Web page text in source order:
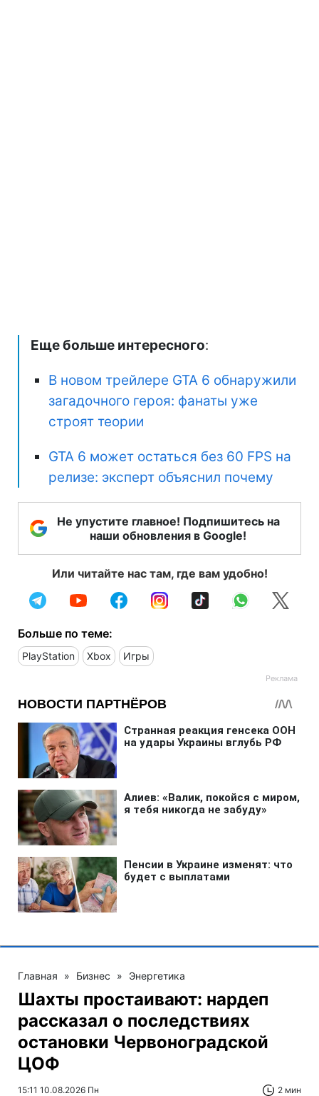
Еще больше интересного:
В новом трейлере GTA 6 обнаружили
загадочного героя: фанаты уже
строят теории
GTA 6 может остаться без 60 FPS на
релизе: эксперт объяснил почему
Не упустите главное! Подпишитесь на
наши обновления в Google!
Или читайте нас там, где вам удобно!
Больше по теме:
PlayStation Xbox Игры
Главная » Бизнес » Энергетика
Шахты простаивают: нардеп
рассказал о последствиях
остановки Червоноградской
ЦОФ
15:11 10.08.2026 Пн 2 мин